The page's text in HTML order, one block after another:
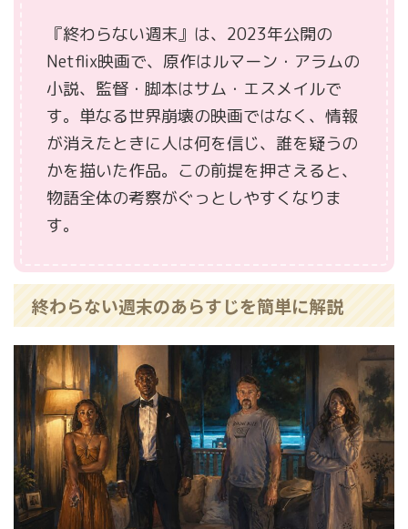
『終わらない週末』は、2023年公開の
Netflix映画で、原作はルマーン・アラムの
小説、監督・脚本はサム・エスメイルで
す。単なる世界崩壊の映画ではなく、情報
が消えたときに人は何を信じ、誰を疑うの
かを描いた作品。この前提を押さえると、
物語全体の考察がぐっとしやすくなりま
す。
終わらない週末のあらすじを簡単に解説